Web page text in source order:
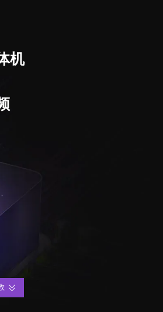
机